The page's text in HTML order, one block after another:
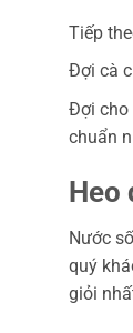
Tiếp
Đợi cà
Đợi cho
chuẩn
Heo
Nước
quý
giỏi